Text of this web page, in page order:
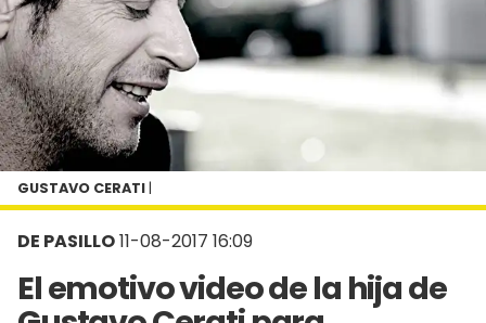
DE PASILLO11-08-2017 16:09
El emotivo video de la hija de
GUSTAVO CERATI |